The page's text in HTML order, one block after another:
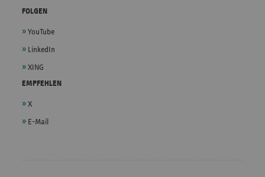
FOLGEN
YouTube
LinkedIn
XING
EMPFEHLEN
X
E-Mail